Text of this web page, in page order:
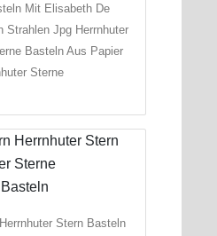
Mit Elisabeth De
Strahlen Jpg Herrnhuter
Basteln Aus Papier
Sterne
Stern Basteln